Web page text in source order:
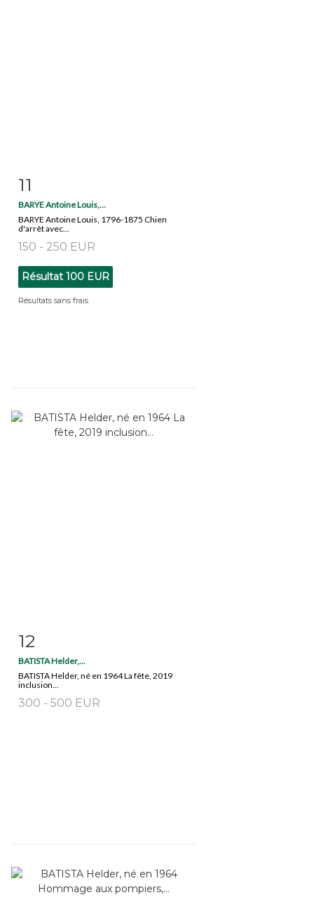
Fiche détaillée
11
BARYE Antoine Louis,...
BARYE Antoine Louis, 1796-1875 Chien
d'arrêt avec...
150 - 250 EUR
Résultat 100 EUR
Résultats sans frais
Fiche détaillée
12
BATISTA Helder,...
BATISTA Helder, né en 1964 La fête, 2019
inclusion...
300 - 500 EUR